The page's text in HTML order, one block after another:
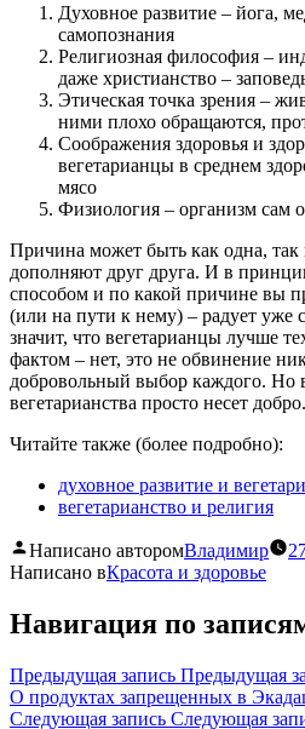
Духовное развитие – йога,
самопознания
Религиозная философия –
даже христианство –
Этическая точка зрения –
ними плохо обращаются,
Соображения здоровья и
вегетарианцы в среднем
мясо
Физиология – организм сам
Причина может быть как одна, так
дополняют друг друга. И в
способом и по какой причине вы
(или на пути к нему) – радует уже
значит, что вегетарианцы лучше
фактом – нет, это не обвинение
добровольный выбор каждого. Но
вегетарианства просто несет добро.
Читайте также (более подробно):
духовное развитие и
вегетарианство и религия
Написано авторомВладимир
Написано вКрасота и здоровье
Навигация по
Предыдущая запись Предыдущая
О продуктах запрещенных в
Следующая запись Следующая